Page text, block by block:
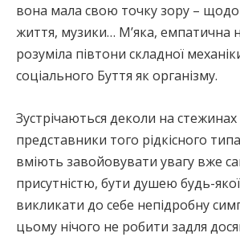
вона мала свою точку зору –
життя, музики… М’яка, емпатична
розуміла півтони складної
соціального Буття як організму.
Зустрічаються деколи на стежинах
представники того рідкісного
вміють завойовувати увагу вже
присутністю, бути душею будь-
викликати до себе непідробну
цьому нічого не робити задля